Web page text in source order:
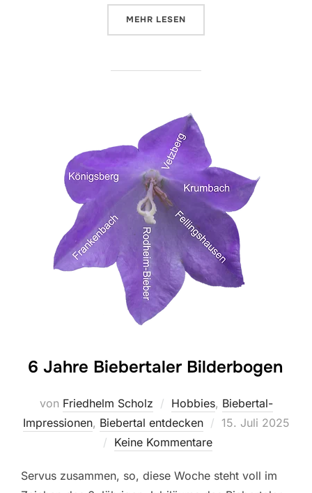
MEHR ÜBER „AUSSCHLUSS STATT
LESEN
6 Jahre Biebertaler Bilderbogen
von Friedhelm Scholz Hobbies, Biebertal-
Impressionen, Biebertal entdecken
Veröffentlicht
15. Juli 2025
Keine Kommentare
Servus zusammen, so, diese Woche steht voll im